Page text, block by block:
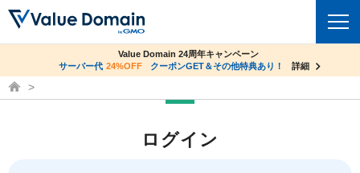
ドメイントップ
co.jpドメイン✕コアサーバーV2ビジネス応援キャンペーン
サーバー料金1年間無料
詳細
Value Domain 24周年キャンペーン
サーバー代 24%OFF クーポンGET＆その他特典あり！ 詳細
ドメイン取得ならバリュードメイン
ログイン